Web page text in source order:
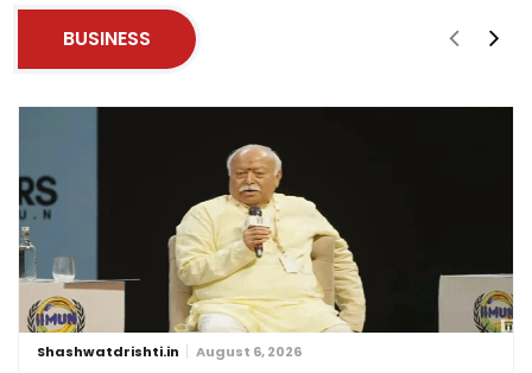
BUSINESS
Shashwatdrishti.in August 6, 2026